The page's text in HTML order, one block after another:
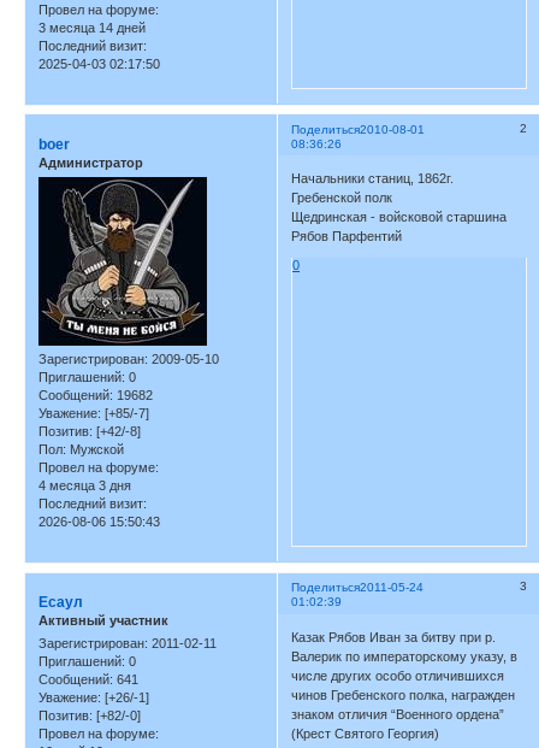
Провел на форуме:
3 месяца 14 дней
Последний визит:
2025-04-03 02:17:50
Поделиться 2
2010-08-01
08:36:26
boer
Администратор
Зарегистрирован: 2009-05-10
Приглашений: 0
Сообщений: 19682
Уважение: [+85/-7]
Позитив: [+42/-8]
Пол: Мужской
Провел на форуме:
4 месяца 3 дня
Последний визит:
2026-08-06 15:50:43
Начальники станиц, 1862г.
Гребенской полк
Щедринская - войсковой старшина
Рябов Парфентий
0
Поделиться 3
2011-05-24
01:02:39
Есаул
Активный участник
Зарегистрирован: 2011-02-11
Приглашений: 0
Сообщений: 641
Уважение: [+26/-1]
Позитив: [+82/-0]
Провел на форуме:
Казак Рябов Иван за битву при р.
Валерик по императорскому указу, в
числе других особо отличившихся
чинов Гребенского полка, награжден
знаком отличия “Военного ордена”
(Крест Святого Георгия)